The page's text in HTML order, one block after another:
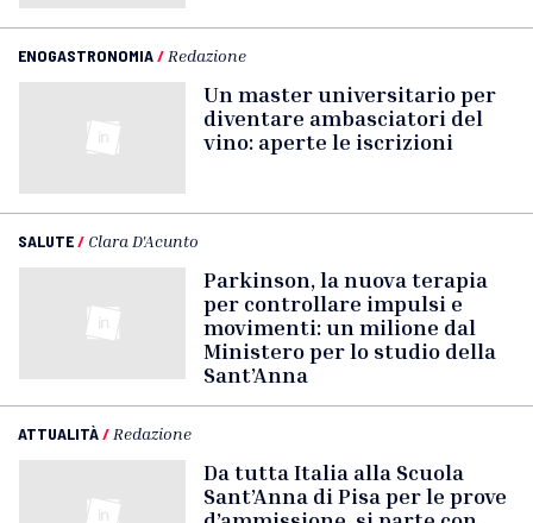
ENOGASTRONOMIA/ Redazione
Un master universitario per
diventare ambasciatori del
vino: aperte le iscrizioni
SALUTE/ Clara D'Acunto
Parkinson, la nuova terapia
per controllare impulsi e
movimenti: un milione dal
Ministero per lo studio della
Sant’Anna
ATTUALITÀ/ Redazione
Da tutta Italia alla Scuola
Sant’Anna di Pisa per le prove